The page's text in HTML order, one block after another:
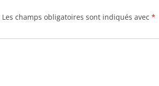
Les champs obligatoires sont indiqués avec *